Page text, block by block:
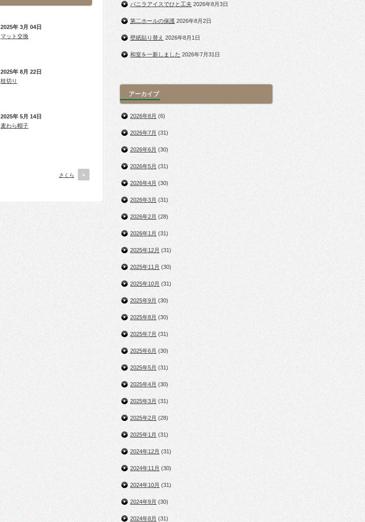
2025年 3月 04日
マット交換
2025年 8月 22日
枝切り
2025年 5月 14日
麦わら帽子
さくら
バニラアイスでひと工夫 2026年8月3日
第二ホールの保護 2026年8月2日
壁紙貼り替え 2026年8月1日
和室を一新しました 2026年7月31日
アーカイブ
2026年8月 (6)
2026年7月 (31)
2026年6月 (30)
2026年5月 (31)
2026年4月 (30)
2026年3月 (31)
2026年2月 (28)
2026年1月 (31)
2025年12月 (31)
2025年11月 (30)
2025年10月 (31)
2025年9月 (30)
2025年8月 (30)
2025年7月 (31)
2025年6月 (30)
2025年5月 (31)
2025年4月 (30)
2025年3月 (31)
2025年2月 (28)
2025年1月 (31)
2024年12月 (31)
2024年11月 (30)
2024年10月 (31)
2024年9月 (30)
2024年8月 (31)